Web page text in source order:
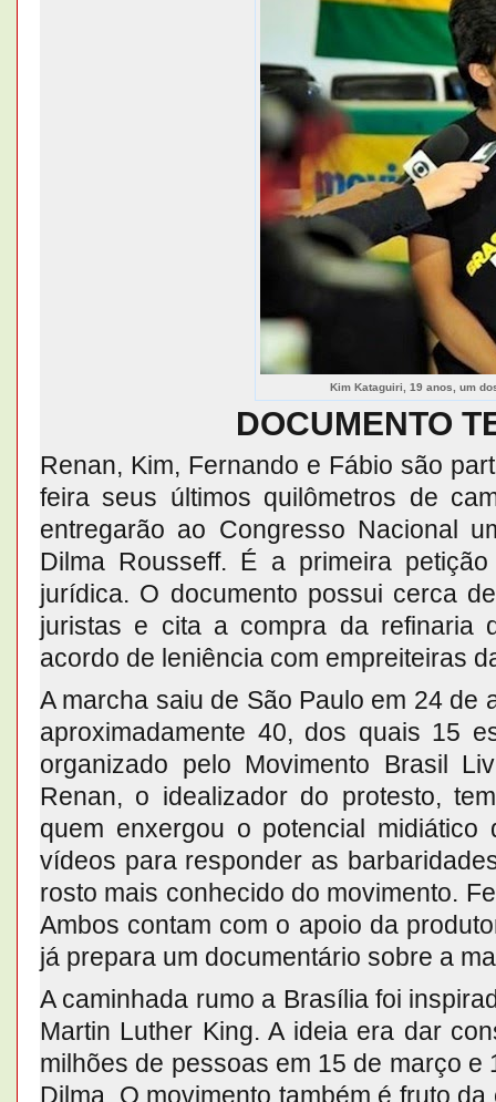
Kim Kataguiri, 19 anos, um
DOCUMENTO
Renan, Kim, Fernando e Fábio são
feira seus últimos quilômetros de
entregarão ao Congresso Nacional
Dilma Rousseff. É a primeira
jurídica. O documento possui cerca
juristas e cita a compra da refinaria
acordo de leniência com empreiteiras
A marcha saiu de São Paulo em 24 de
aproximadamente 40, dos quais 15
organizado pelo Movimento Brasil
Renan, o idealizador do protesto,
quem enxergou o potencial
vídeos para responder as
rosto mais conhecido do movimento.
Ambos contam com o apoio da
já prepara um documentário sobre a
A caminhada rumo a Brasília foi
Martin Luther King. A ideia era dar
milhões de pessoas em 15 de março
Dilma. O movimento também é fruto